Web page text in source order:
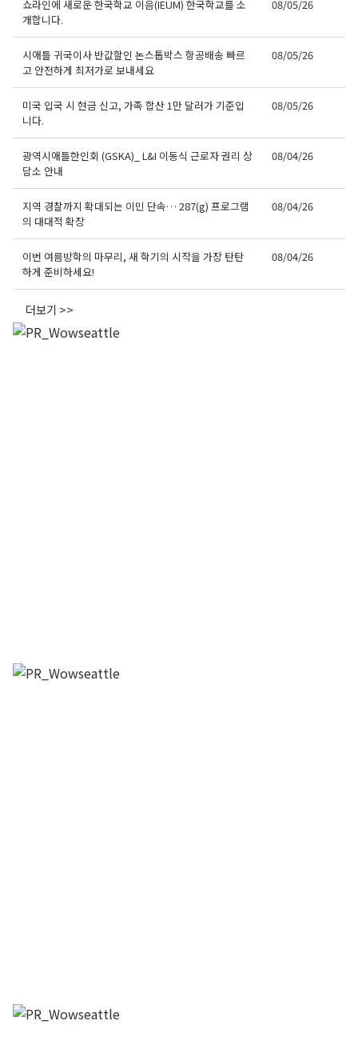
쇼라인에 새로운 한국학교 이음(IEUM) 한국학교를 소
개합니다.
08/05/26
시애틀 귀국이사 반값할인 논스톱박스 항공배송 빠르
고 안전하게 최저가로 보내세요
08/05/26
미국 입국 시 현금 신고, 가족 합산 1만 달러가 기준입
니다.
08/05/26
광역시애틀한인회 (GSKA)_ L&I 이동식 근로자 권리 상
담소 안내
08/04/26
지역 경찰까지 확대되는 이민 단속… 287(g) 프로그램
의 대대적 확장
08/04/26
이번 여름방학의 마무리, 새 학기의 시작을 가장 탄탄
하게 준비하세요!
08/04/26
더보기 >>